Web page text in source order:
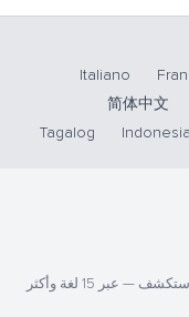
Italiano
简体中文
Indonesia
Tagalog
كل رمز تعبيري، كل معنى، كل لغة. انسخ، الصق، استكشف — عبر 15 لغة وأكثر